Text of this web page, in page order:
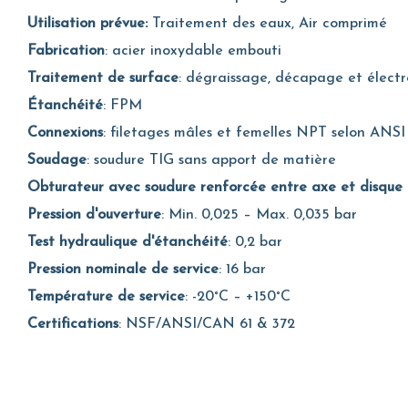
Utilisation prévue:
Traitement des eaux, Air comprimé
Fabrication: acier inoxydable embouti
Traitement de surface: dégraissage, décapage et
Étanchéité: FPM
Connexions: filetages mâles et femelles NPT selon ANSI
Soudage: soudure TIG sans apport de matière
Obturateur avec soudure renforcée entre axe et disque
Pression d'ouverture: Min. 0,025 – Max. 0,035 bar
Test hydraulique d'étanchéité: 0,2 bar
Pression nominale de service: 16 bar
Température de service: -20°C – +150°C
Certifications: NSF/ANSI/CAN 61 & 372